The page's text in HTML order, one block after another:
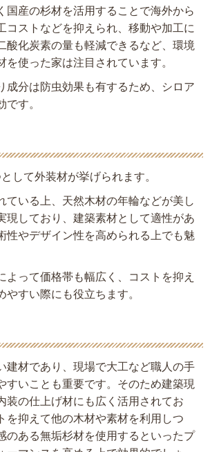
国産の杉材を活用することで海外から
コストなどを抑えられ、移動や加工に
酸化炭素の量も軽減できるなど、環境
を使った家は注目されています。
成分は防虫効果も有するため、シロア
です。
して外装材が挙げられます。
ている上、天然木材の年輪などが美し
現しており、建築素材として適性があ
性やデザイン性を高められる上でも魅
よって価格帯も幅広く、コストを抑え
やすい際にも役立ちます。
建材であり、現場で大工など職人の手
すいことも重要です。そのため建築現
装の仕上げ材にも広く活用されてお
を抑えて他の木材や素材を利用しつ
のある無垢杉材を使用するといったプ